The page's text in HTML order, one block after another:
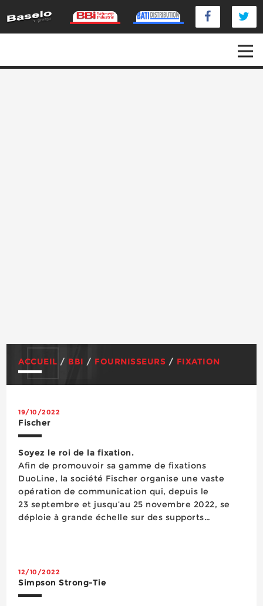
ACCUEIL / BBI / FOURNISSEURS / FIXATION
19/10/2022
Fischer
Soyez le roi de la fixation.
Afin de promouvoir sa gamme de fixations
DuoLine, la société Fischer organise une vaste
opération de communication qui, depuis le
23 septembre et jusqu’au 25 novembre 2022, se
déploie à grande échelle sur des supports
12/10/2022
Simpson Strong-Tie